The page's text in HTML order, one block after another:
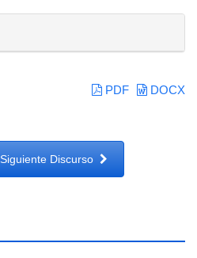
DOCX
PDF
Siguiente Discurso